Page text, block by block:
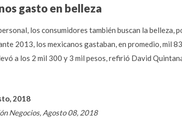
gasto en belleza
los consumidores también buscan la
2013, los mexicanos gastaban, en promedio, mil
a los 2 mil 300 y 3 mil pesos, refirió David
2018
Negocios, Agosto 08, 2018